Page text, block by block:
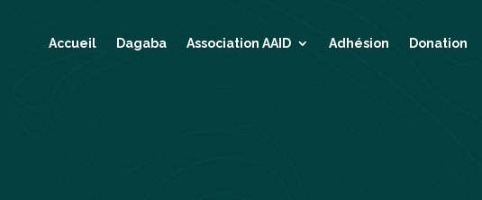
Accueil Dagaba Association AAID Adhésion Donation